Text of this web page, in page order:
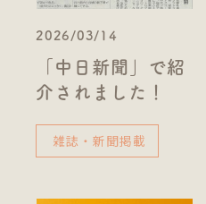
2026/03/14
「中日新聞」で紹
介されました！
雑誌・新聞掲載